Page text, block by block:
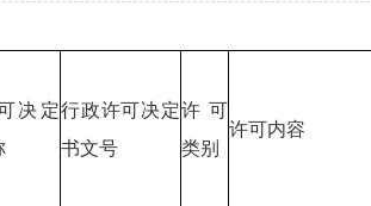
决定行政许可决定
书文号
许可
类别
许可内容